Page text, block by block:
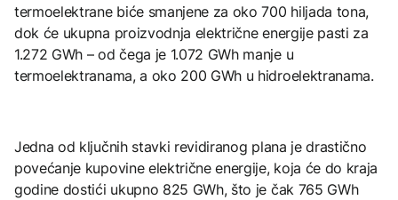
termoelektrane biće smanjene za oko 700 hiljada tona,
dok će ukupna proizvodnja električne energije pasti za
1.272 GWh – od čega je 1.072 GWh manje u
termoelektranama, a oko 200 GWh u hidroelektranama.
Jedna od ključnih stavki revidiranog plana je drastično
povećanje kupovine električne energije, koja će do kraja
godine dostići ukupno 825 GWh, što je čak 765 GWh